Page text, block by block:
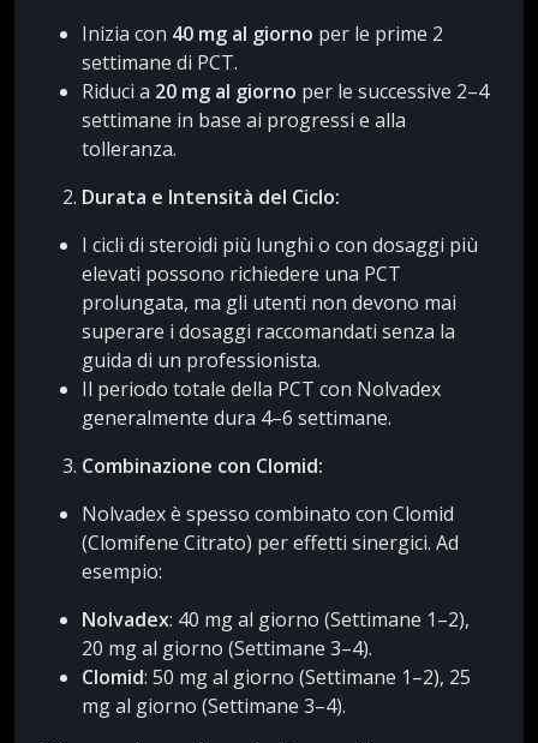
Inizia con 40 mg al giorno per le prime 2
settimane di PCT.
Riduci a 20 mg al giorno per le successive 2–4
settimane in base ai progressi e alla
tolleranza.
Durata e Intensità del Ciclo:
I cicli di steroidi più lunghi o con dosaggi più
elevati possono richiedere una PCT
prolungata, ma gli utenti non devono mai
superare i dosaggi raccomandati senza la
guida di un professionista.
Il periodo totale della PCT con Nolvadex
generalmente dura 4–6 settimane.
Combinazione con Clomid:
Nolvadex è spesso combinato con Clomid
(Clomifene Citrato) per effetti sinergici. Ad
esempio:
Nolvadex: 40 mg al giorno (Settimane 1–2),
20 mg al giorno (Settimane 3–4).
Clomid: 50 mg al giorno (Settimane 1–2), 25
mg al giorno (Settimane 3–4).